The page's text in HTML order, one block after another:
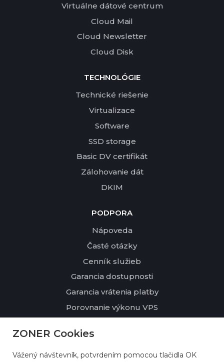
Virtuálne dátové centrum
Cloud Mail
Cloud Newsletter
Cloud Disk
TECHNOLÓGIE
Technické riešenie
Virtualizace
Software
SSD storage
Basic DV certifikát
Zálohovanie dát
DKIM
PODPORA
Nápoveda
Časté otázky
Cenník služieb
Garancia dostupnosti
Garancia vrátenia platby
Porovnanie výkonu VPS
Kontakty
ZONER Cookies
Vážený návštevník, potvrdením pomocou tlačidla OK